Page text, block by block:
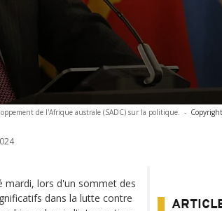
de l'Afrique australe (SADC) sur la politique. -
mardi, lors d'un sommet des
dans la lutte contre